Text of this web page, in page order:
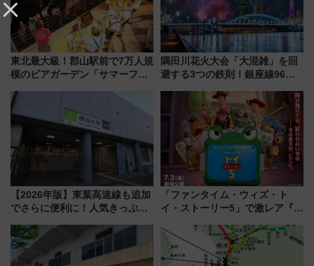
東北最大級！郡山駅前で7万人規
模のビアガーデン「サマーフェ
7/24-26開催！ 有料席はJRE
MALLで予約可能
隅田川花火大会「大混雑」を回
避する3つの鉄則！銀座線96本
ツリー駅の規制まとめ 7/25開催
（2026年）
【2026年版】東葉高速線も追加
でさらに便利に！人気きっぷ
今年も発売 秋・早春に千葉県を
巡るなら使い勝手・コスパ抜群
「ファンタイム・ウィズ・ト
イ・ストーリー5」で激レア『ロ
デコレーションも徹底解説